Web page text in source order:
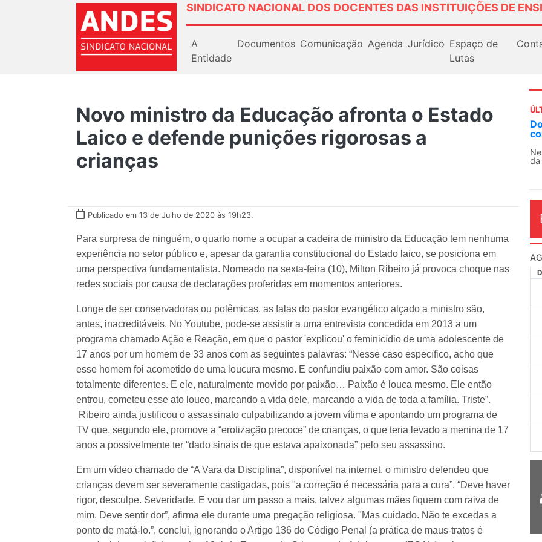
SINDICATO NACIONAL DOS DOCENTES DAS INSTITUIÇÕES DE
A
Entidade
Documentos Comunicação Agenda Jurídico Espaço de
Lutas
Novo ministro da Educação afronta o Estado
Laico e defende punições rigorosas a
crianças
Publicado em 13 de Julho de 2020 às 19h23.
Para surpresa de ninguém, o quarto nome a ocupar a cadeira de ministro da Educação tem nenhuma
experiência no setor público e, apesar da garantia constitucional do Estado laico, se posiciona em
uma perspectiva fundamentalista. Nomeado na sexta-feira (10), Milton Ribeiro já provoca choque nas
redes sociais por causa de declarações proferidas em momentos anteriores.
Longe de ser conservadoras ou polêmicas, as falas do pastor evangélico alçado a ministro são,
antes, inacreditáveis. No Youtube, pode-se assistir a uma entrevista concedida em 2013 a um
programa chamado Ação e Reação, em que o pastor 'explicou' o feminicídio de uma adolescente de
17 anos por um homem de 33 anos com as seguintes palavras: “Nesse caso específico, acho que
esse homem foi acometido de uma loucura mesmo. E confundiu paixão com amor. São coisas
totalmente diferentes. E ele, naturalmente movido por paixão… Paixão é louca mesmo. Ele então
entrou, cometeu esse ato louco, marcando a vida dele, marcando a vida de toda a família. Triste”.
Ribeiro ainda justificou o assassinato culpabilizando a jovem vítima e apontando um programa de
TV que, segundo ele, promove a “erotização precoce” de crianças, o que teria levado a menina de 17
anos a possivelmente ter “dado sinais de que estava apaixonada” pelo seu assassino.
Em um vídeo chamado de “A Vara da Disciplina”, disponível na internet, o ministro defendeu que
crianças devem ser severamente castigadas, pois "a correção é necessária para a cura”. “Deve haver
rigor, desculpe. Severidade. E vou dar um passo a mais, talvez algumas mães fiquem com raiva de
mim. Deve sentir dor”, afirma ele durante uma pregação religiosa. "Mas cuidado. Não te excedas a
ponto de matá-lo.”, conclui, ignorando o Artigo 136 do Código Penal (a prática de maus-tratos é
Docentes paralisam
contra as políticas de
Nessa segunda-feira (3),
da educação superior e básica